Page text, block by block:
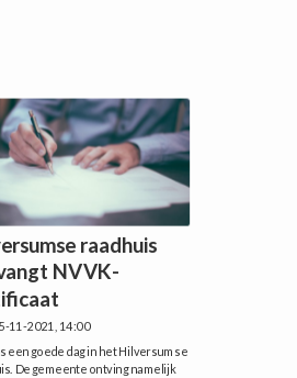
raadhuis
NVVK-
11-2021, 14:00
een goede dag in het Hilversumse
De gemeente ontving namelijk